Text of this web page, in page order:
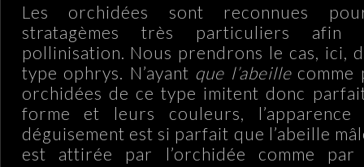
Les orchidées sont reconnues
stratagèmes très particuliers afin
pollinisation. Nous prendrons le cas, ici,
type ophrys. N’ayant que l’abeillecomme
orchidées de ce type imitent donc
forme et leurs couleurs,
déguisement est si parfait que l’abeille
est attirée par l’orchidée comme par